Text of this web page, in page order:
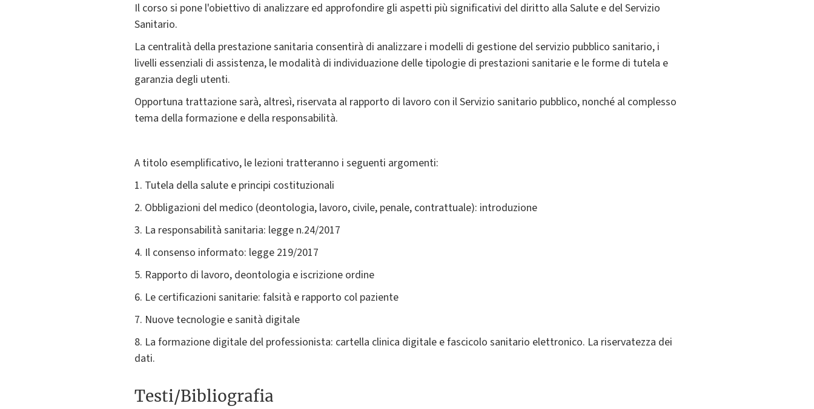
Il corso si pone l'obiettivo di analizzare ed approfondire gli aspetti più significativi del diritto alla Salute e del Servizio
Sanitario.
La centralità della prestazione sanitaria consentirà di analizzare i modelli di gestione del servizio pubblico sanitario, i
livelli essenziali di assistenza, le modalità di individuazione delle tipologie di prestazioni sanitarie e le forme di tutela e
garanzia degli utenti.
Opportuna trattazione sarà, altresì, riservata al rapporto di lavoro con il Servizio sanitario pubblico, nonché al complesso
tema della formazione e della responsabilità.
A titolo esemplificativo, le lezioni tratteranno i seguenti argomenti:
1. Tutela della salute e principi costituzionali
2. Obbligazioni del medico (deontologia, lavoro, civile, penale, contrattuale): introduzione
3. La responsabilità sanitaria: legge n.24/2017
4. Il consenso informato: legge 219/2017
5. Rapporto di lavoro, deontologia e iscrizione ordine
6. Le certificazioni sanitarie: falsità e rapporto col paziente
7. Nuove tecnologie e sanità digitale
8. La formazione digitale del professionista: cartella clinica digitale e fascicolo sanitario elettronico. La riservatezza dei
dati.
Testi/Bibliografia